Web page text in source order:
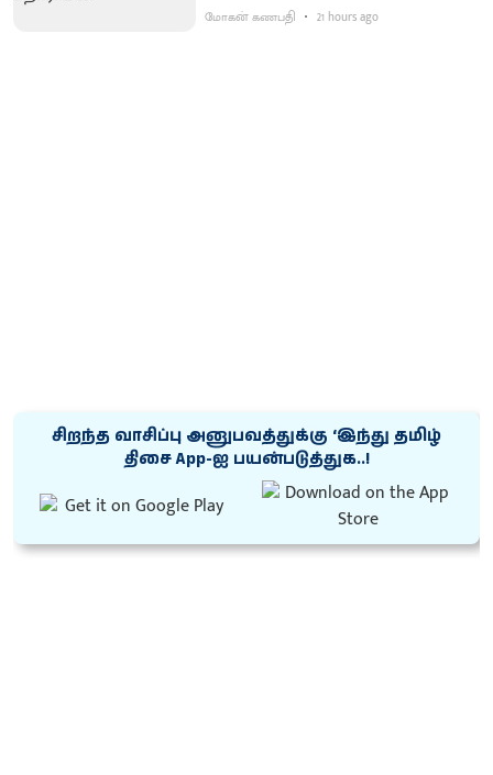
மோகன் கணபதி 21 hours ago
சிறந்த வாசிப்பு அனுபவத்துக்கு ‘இந்து தமிழ்
திசை App-ஐ பயன்படுத்துக..!